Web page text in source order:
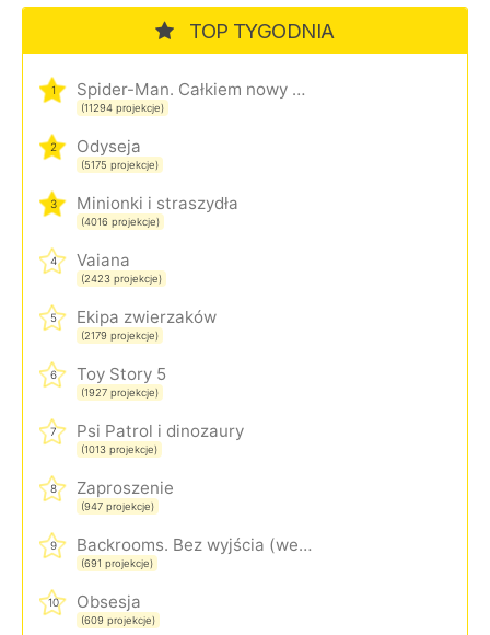
TOP TYGODNIA
1 Spider-Man. Całkiem nowy dzień
(11294 projekcje)
2 Odyseja
(5175 projekcje)
3 Minionki i straszydła
(4016 projekcje)
4 Vaiana
(2423 projekcje)
5 Ekipa zwierzaków
(2179 projekcje)
6 Toy Story 5
(1927 projekcje)
7 Psi Patrol i dinozaury
(1013 projekcje)
8 Zaproszenie
(947 projekcje)
9 Backrooms. Bez wyjścia (wersja rozszerzona)
(691 projekcje)
10 Obsesja
(609 projekcje)